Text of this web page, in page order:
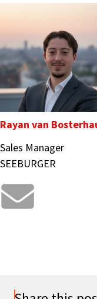
Rayan van
Sales Manager
SEEBURGER